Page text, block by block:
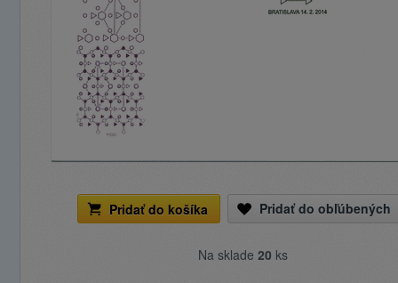
Pridať do košíka Pridať do obľúbených
Na sklade 20 ks